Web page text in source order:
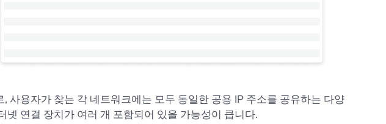
, 사용자가 찾는 각 네트워크에는 모두 동일한 공용 IP 주소를 공유하는 다양
넷 연결 장치가 여러 개 포함되어 있을 가능성이 큽니다.